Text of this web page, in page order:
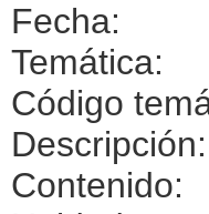
Fecha:
Temática:
Código
Descripción:
Contenido: